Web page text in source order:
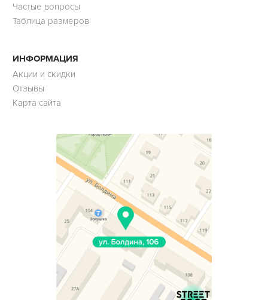
Частые вопросы
Таблица размеров
ИНФОРМАЦИЯ
Акции и скидки
Отзывы
Карта сайта